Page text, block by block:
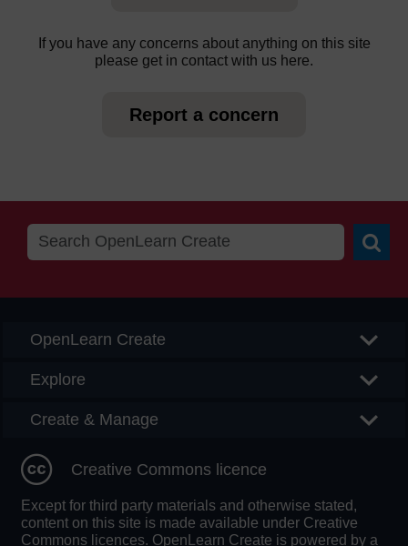
If you have any concerns about anything on this site
please get in contact with us here.
Report a concern
OpenLearn Create
Explore
Create & Manage
Creative Commons licence
Except for third party materials and otherwise stated,
content on this site is made available under Creative
Commons licences. OpenLearn Create is powered by a